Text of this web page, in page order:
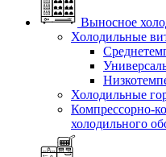
Выносное
Холодильные
Холодильные
Компрессорно-
холодильного